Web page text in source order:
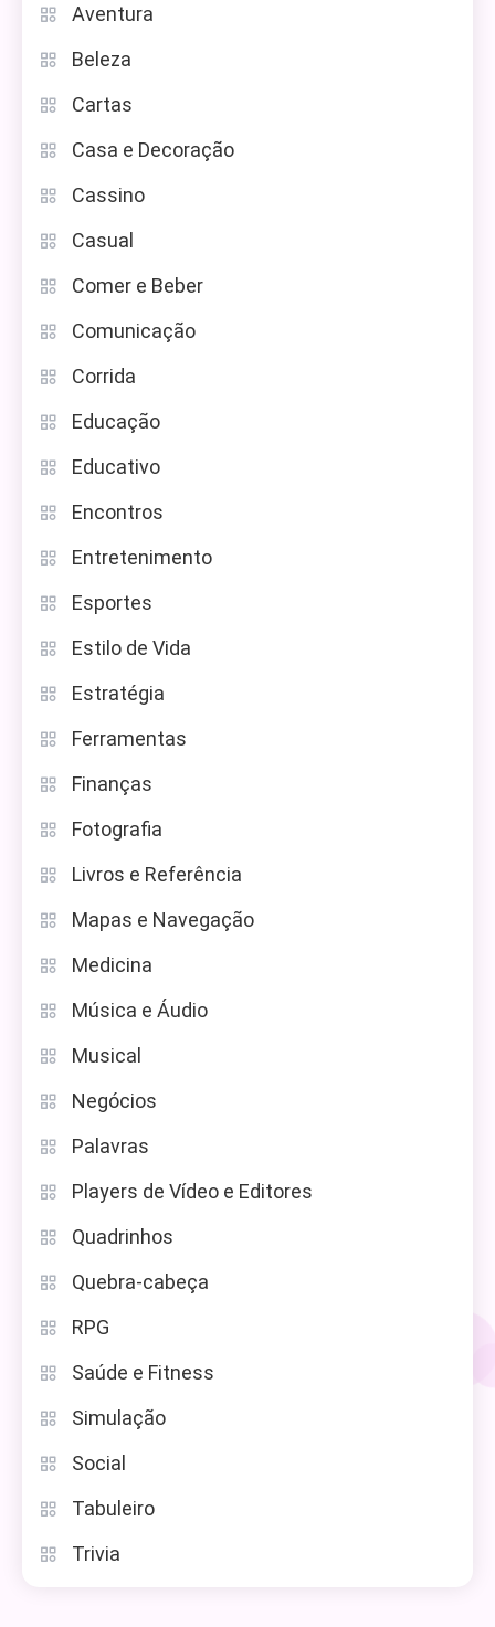
Aventura
Beleza
Cartas
Casa e Decoração
Cassino
Casual
Comer e Beber
Comunicação
Corrida
Educação
Educativo
Encontros
Entretenimento
Esportes
Estilo de Vida
Estratégia
Ferramentas
Finanças
Fotografia
Livros e Referência
Mapas e Navegação
Medicina
Música e Áudio
Musical
Negócios
Palavras
Players de Vídeo e Editores
Quadrinhos
Quebra-cabeça
RPG
Saúde e Fitness
Simulação
Social
Tabuleiro
Trivia